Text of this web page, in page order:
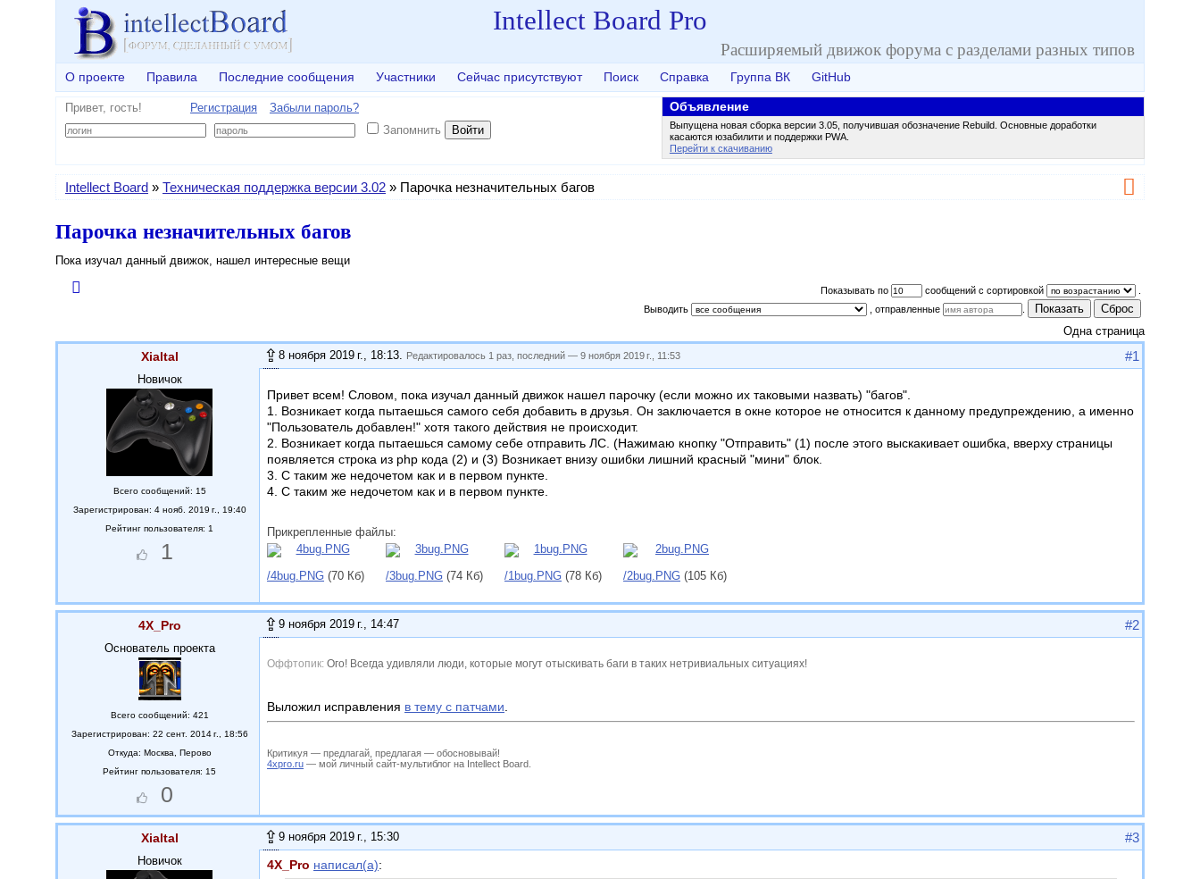
Intellect Board Pro
Расширяемый движок форума с разделами разных типов
О проекте Правила Последние сообщения Участники Сейчас присутствуют Поиск Справка Группа ВК GitHub
Объявление
Выпущена новая сборка версии 3.05, получившая обозначение Rebuild. Основные доработки
касаются юзабилити и поддержки PWA.
Перейти к скачиванию
Привет, гость! Регистрация
Забыли пароль?
Запомнить
Войти
Intellect Board » Техническая поддержка версии 3.02 » Парочка незначительных багов
Парочка незначительных багов
Пока изучал данный движок, нашел интересные вещи
Показывать по сообщений с сортировкой
Выводить
, отправленные Показать Сброс
Одна страница
Xialtal
Новичок
Всего сообщений: 15
Зарегистрирован: 4 нояб. 2019 г., 19:40
Рейтинг пользователя: 1
1
8 ноября 2019 г., 18:13 Редактировалось 1 раз, последний —9 ноября 2019 г., 11:53 #1
Привет всем! Словом, пока изучал данный движок нашел парочку (если можно их таковыми назвать) "багов".
1. Возникает когда пытаешься самого себя добавить в друзья. Он заключается в окне которое не относится к данному предупреждению, а именно
"Пользователь добавлен!" хотя такого действия не происходит.
2. Возникает когда пытаешься самому себе отправить ЛС. (Нажимаю кнопку "Отправить" (1) после этого выскакивает ошибка, вверху страницы
появляется строка из php кода (2) и (3) Возникает внизу ошибки лишний красный "мини" блок.
3. С таким же недочетом как и в первом пункте.
4. С таким же недочетом как и в первом пункте.
Прикрепленные файлы:
/4bug.PNG (70 Кб) /3bug.PNG (74 Кб) /1bug.PNG (78 Кб) /2bug.PNG (105 Кб)
4X_Pro
Основатель проекта
Всего сообщений: 421
Зарегистрирован: 22 сент. 2014 г., 18:56
Откуда: Москва, Перово
Рейтинг пользователя: 15
0
9 ноября 2019 г., 14:47 #2
Ого! Всегда удивляли люди, которые могут отыскивать баги в таких нетривиальных ситуациях!
Выложил исправления в тему с патчами
Критикуя — предлагай, предлагая — обосновывай!
4xpro.ru — мой личный сайт-мультиблог на Intellect Board.
Xialtal
Новичок
9 ноября 2019 г., 15:30 #3
4X_Pro написал(а):